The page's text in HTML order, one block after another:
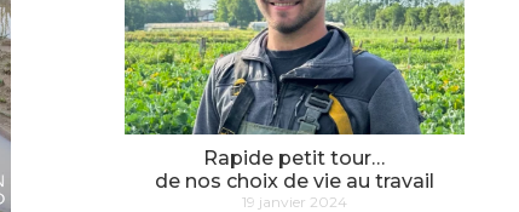
Rapide petit tour…
de nos choix de vie au travail
19 janvier 2024